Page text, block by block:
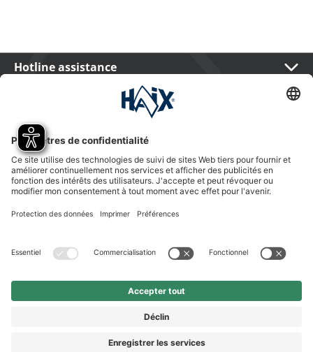
Hotline assistance
HAIX Group
Shop Service
Newsletter